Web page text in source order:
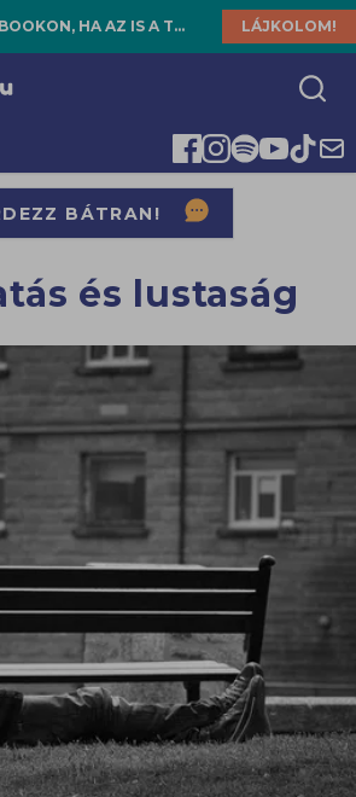
LÁJKOLJ MINKET FACEBOOKON, HA AZ IS A TE HELYED! LÁJKOLOM!
BÁTRAN!
és lustaság